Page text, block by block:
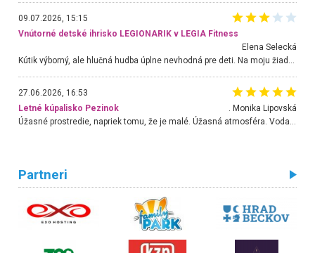
09.07.2026, 15:15
Vnútorné detské ihrisko LEGIONARIK v LEGIA Fitness
Elena Selecká
Kútik výborný, ale hlučná hudba úplne nevhodná pre deti. Na moju žiadosť o aspoň sušenie nereagovali.
27.06.2026, 16:53
Letné kúpalisko Pezinok
. Monika Lipovská
Partneri